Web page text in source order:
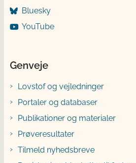
Bluesky
YouTube
Genveje
Lovstof og vejledninger
Portaler og databaser
Publikationer og materialer
Prøveresultater
Tilmeld nyhedsbreve